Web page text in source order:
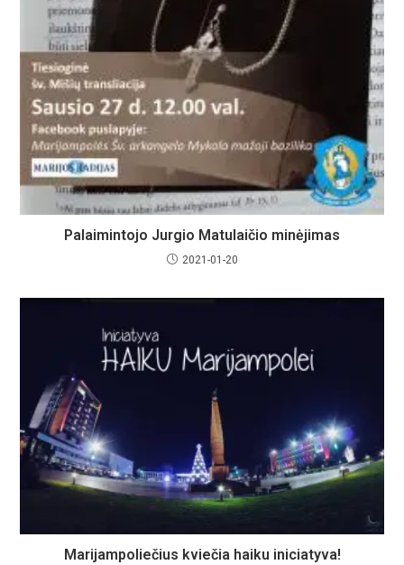
Palaimintojo Jurgio Matulaičio minėjimas
2021-01-20
Marijampoliečius kviečia haiku iniciatyva!